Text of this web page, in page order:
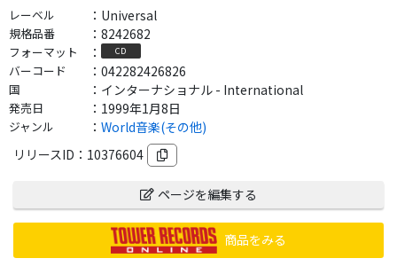
レーベル ： Universal
規格品番 ： 8242682
フォーマット ： CD
バーコード ： 042282426826
国 ： インターナショナル - International
発売日 ： 1999年1月8日
ジャンル ： World音楽(その他)
リリースID： 10376604
ページを編集する
商品をみる